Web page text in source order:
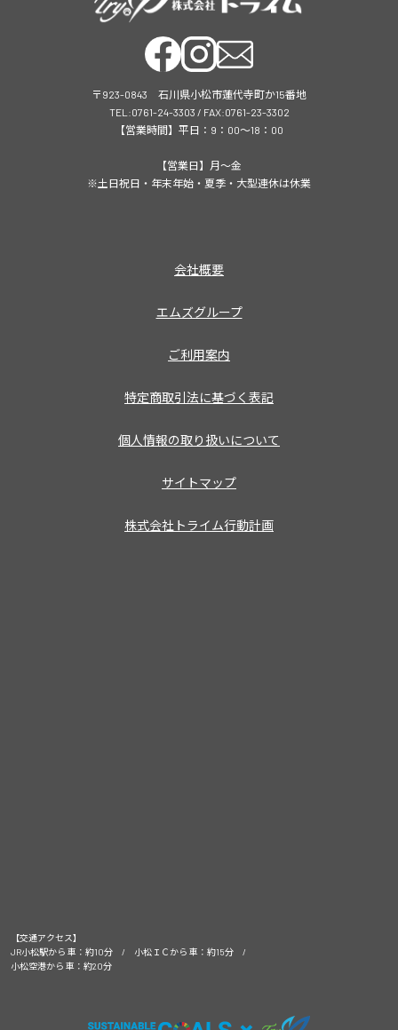
〒923-0843 石川県小松市蓮代寺町か15番地
TEL:0761-24-3303 / FAX:0761-23-3302
【営業時間】平日：9：00～18：00
【営業日】月～金
※土日祝日・年末年始・夏季・大型連休は休業
会社概要
エムズグループ
ご利用案内
特定商取引法に基づく表記
個人情報の取り扱いについて
サイトマップ
株式会社トライム行動計画
【交通アクセス】
JR小松駅から 車：約10分 / 小松ＩＣから 車：約15分 /
小松空港から 車：約20分